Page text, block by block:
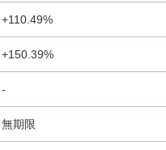
+110.49%
+150.39%
-
無期限